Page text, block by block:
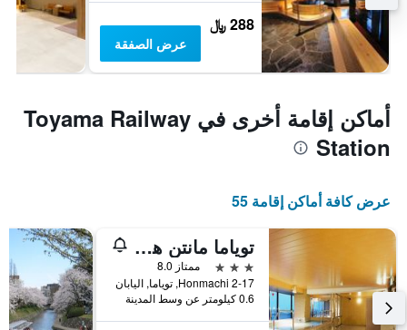
288 ﷼
عرض الصفقة
أماكن إقامة أخرى في Toyama Railway
Station
عرض كافة أماكن إقامة 55
توياما مانتن هوتل
3 نجوم
ممتاز 8.0
2-17 Honmachi, توياما, اليابان
0.6 كيلومتر عن وسط المدينة